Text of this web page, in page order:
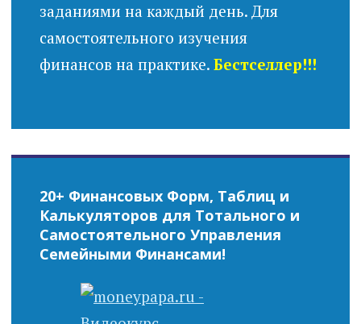
заданиями на каждый день. Для
самостоятельного изучения
финансов на практике. Бестселлер!!!
20+ Финансовых Форм, Таблиц и
Калькуляторов для Тотального и
Самостоятельного Управления
Семейными Финансами!